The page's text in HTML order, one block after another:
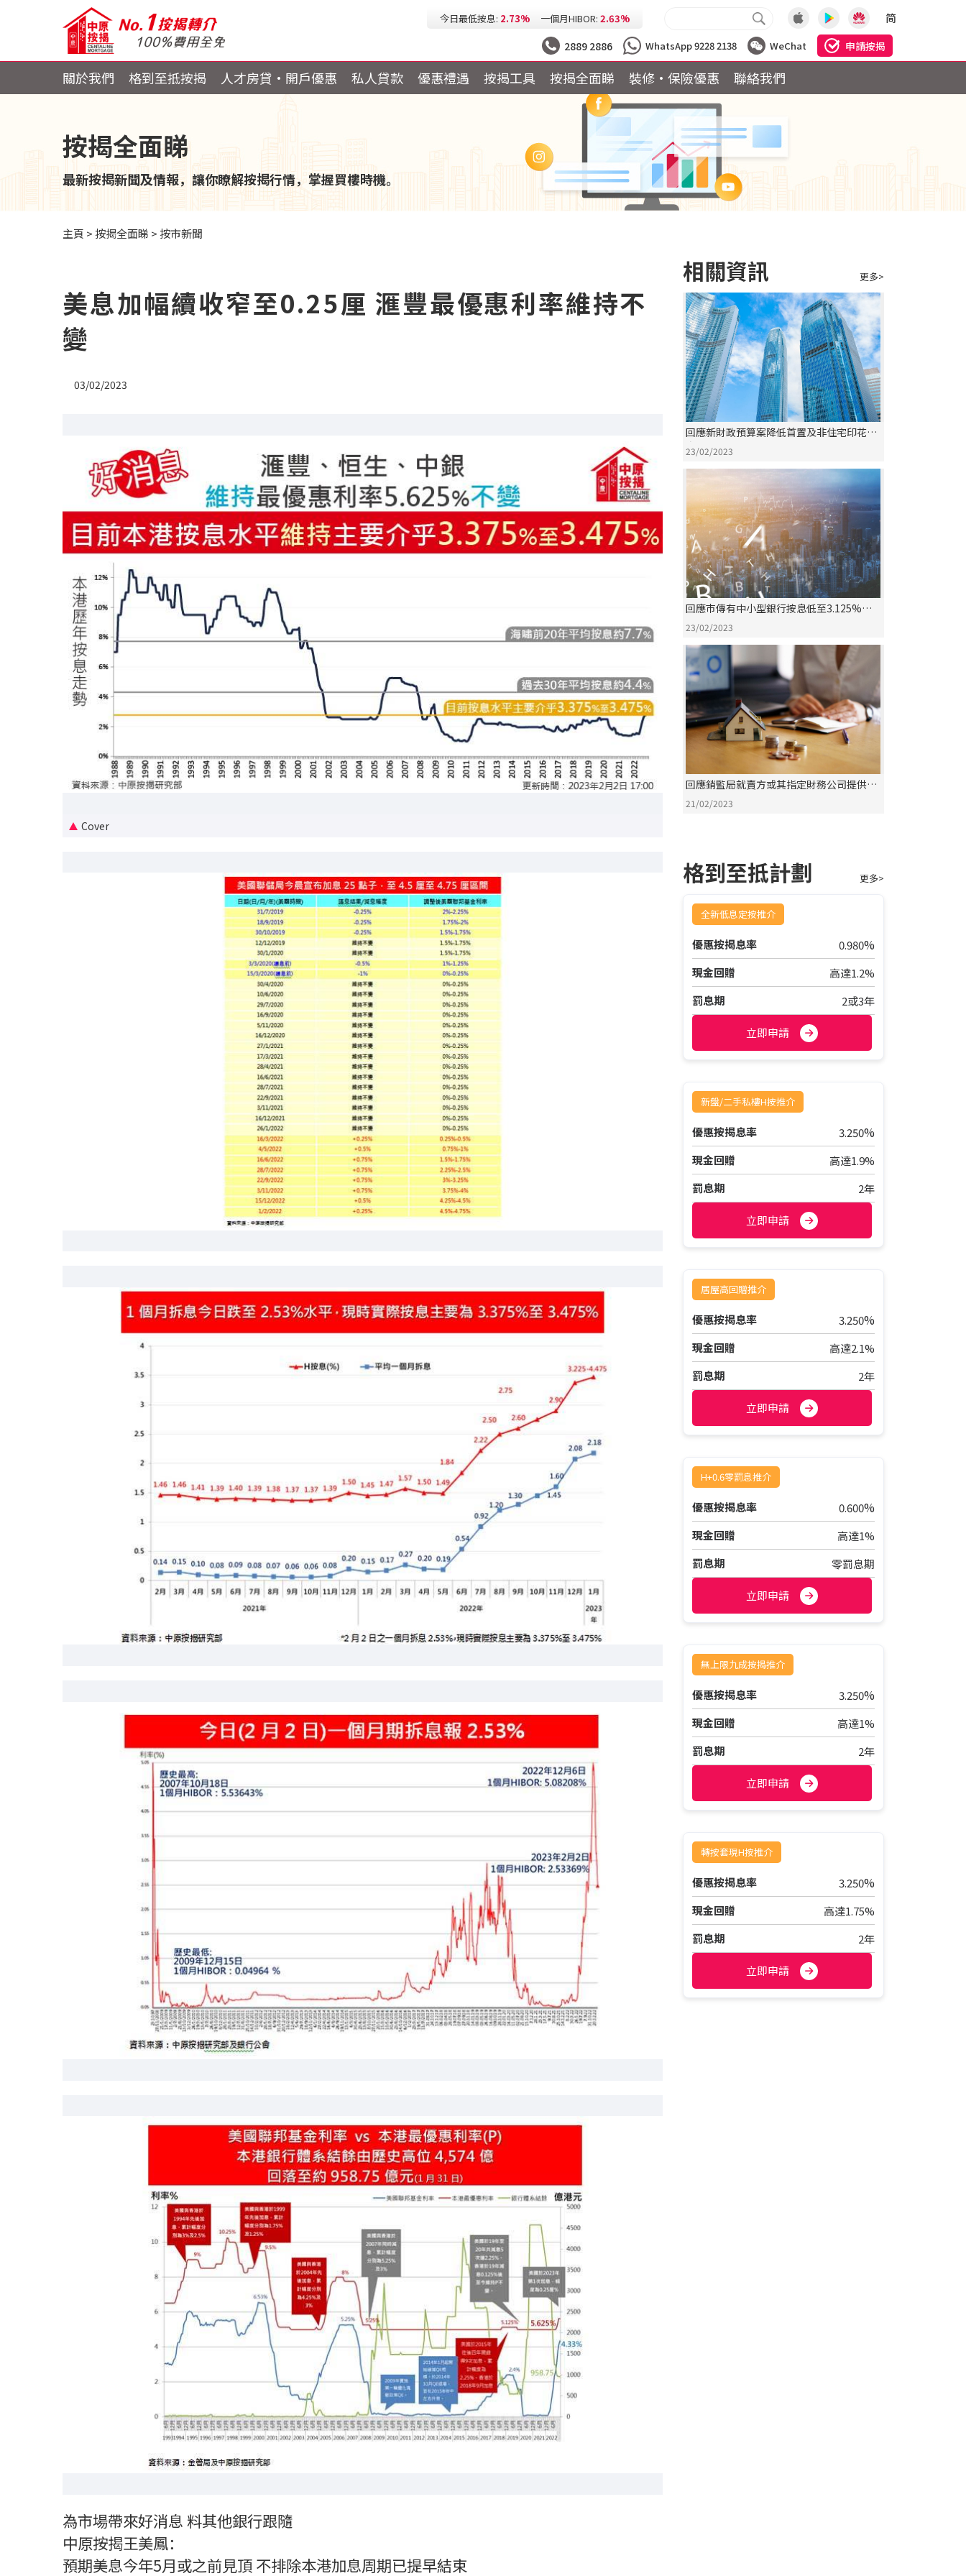
今日最低按息: 2.73% 一個月HIBOR: 2.63%
今日最低H按: 3.25%
简
2889 2886 WhatsApp 9228 2138 WeChat 申請按揭
關於我們 格到至抵按揭 人才房貸・開戶優惠 私人貸款 優惠禮遇 按揭工具 按揭全面睇 裝修·保險優惠 聯絡我們
按揭全面睇
最新按揭新聞及情報，讓你瞭解按揭行情，掌握買樓時機。
主頁 >按揭全面睇 >按市新聞
美息加幅續收窄至0.25厘 滙豐最優惠利率維持不
變
03/02/2023
Cover
為市場帶來好消息 料其他銀行跟隨
中原按揭王美鳳：
預期美息今年5月或之前見頂 不排除本港加息周期已提早結束
相關資訊 更多>
回應新財政預算案降低首置及非住宅印花稅
率
23/02/2023
回應巿傳有中小型銀行按息低至3.125%作
招徠
23/02/2023
回應銷監局就賣方或其指定財務公司提供的
財務計劃發出新作業備考
21/02/2023
格到至抵計劃 更多>
全新低息定按推介
優惠按揭息率 0.980%
現金回贈
高達1.2%
罰息期
2或3年
立即申請
新盤/二手私樓H按推介
優惠按揭息率 3.250%
現金回贈
高達1.9%
罰息期
2年
立即申請
居屋高回贈推介
優惠按揭息率 3.250%
現金回贈
高達2.1%
罰息期
2年
立即申請
H+0.6零罰息推介
優惠按揭息率 0.600%
現金回贈
高達1%
罰息期
零罰息期
立即申請
無上限九成按揭推介
優惠按揭息率 3.250%
現金回贈
高達1%
罰息期
2年
立即申請
轉按套現H按推介
優惠按揭息率 3.250%
現金回贈
高達1.75%
罰息期
2年
立即申請